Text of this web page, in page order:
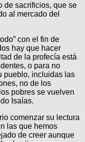
de sacrificios, que se
al mercado del
con el fin de
hay que hacer
de la profecía está
o para no
pueblo, incluidas las
no de los
pobres se vuelven
Isaías.
comenzar su lectura
las que hemos
de creer aunque